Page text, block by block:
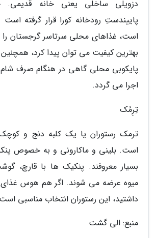
دزویلی ساخلی یعنی خانه قدیمی.
پاییندستِ رودخانه کورا قرار گرفته
است، غذاهای محلی سرتاسر گرجستان را
بهترین کیفیت می توان پیدا کرد،
پایکوبی محلی گاهی در هنگام صرف
اجرا می گردد.
تِرِمُک
ترمک رستوران یا یک کلبه دنج و
است. بلینی و ماکارونی و به خصوص
بسیار معروفند. پنکیک ها با قارچ،
میوه عرضه می شوند. اگر هم هوس غذای
داشتید، این رستوران انتخاب مناسبی
منبع: الی گشت